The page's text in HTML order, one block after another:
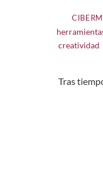
creatividad
Tras